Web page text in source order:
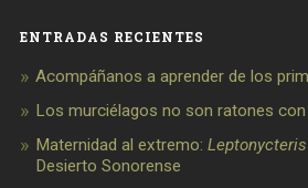
ENTRADAS RECIENTES
Acompáñanos a aprender de los
Los murciélagos no son ratones
Maternidad al extremo:
Desierto Sonorense